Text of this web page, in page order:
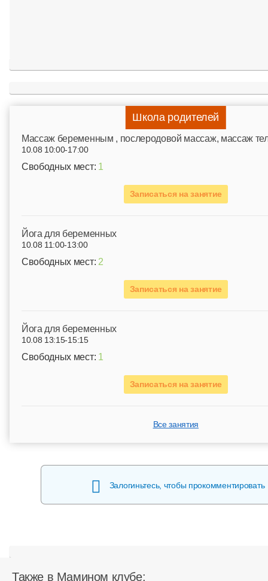
Школа родителей
Mассаж беременным , послеродовой массаж, массаж
10.08 10:00-17:00
Свободных мест: 1
Записаться на занятие
Йога для беременных
10.08 11:00-13:00
Свободных мест: 2
Записаться на занятие
Йога для беременных
10.08 13:15-15:15
Свободных мест: 1
Записаться на занятие
Все занятия
Залогиньтесь, чтобы прокомментировать
Также в Мамином клубе: